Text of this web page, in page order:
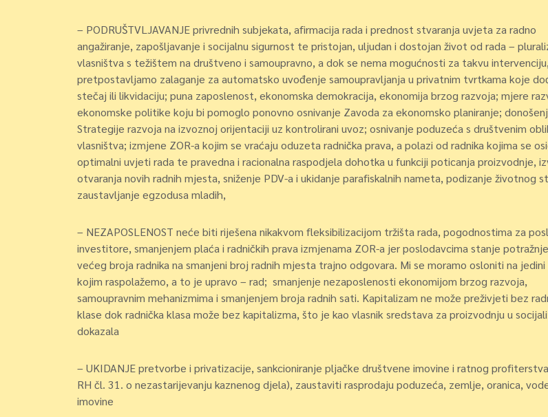
– PODRUŠTVLJAVANJE privrednih subjekata, afirmacija rada i prednost stvaranja uvjeta za radno
angažiranje, zapošljavanje i socijalnu sigurnost te pristojan, uljudan i dostojan život od rada –
vlasništva s težištem na društveno i samoupravno, a dok se nema mogućnosti za takvu intervenciju,
pretpostavljamo zalaganje za automatsko uvođenje samoupravljanja u privatnim tvrtkama koje
stečaj ili likvidaciju; puna zaposlenost, ekonomska demokracija, ekonomija brzog razvoja; mjere
ekonomske politike koju bi pomoglo ponovno osnivanje Zavoda za ekonomsko planiranje;
Strategije razvoja na izvoznoj orijentaciji uz kontrolirani uvoz; osnivanje poduzeća s društvenim
vlasništva; izmjene ZOR-a kojim se vraćaju oduzeta radnička prava, a polazi od radnika kojima se
optimalni uvjeti rada te pravedna i racionalna raspodjela dohotka u funkciji poticanja proizvodnje,
otvaranja novih radnih mjesta, sniženje PDV-a i ukidanje parafiskalnih nameta, podizanje životnog
zaustavljanje egzodusa mladih,
– NEZAPOSLENOST neće biti riješena nikakvom fleksibilizacijom tržišta rada, pogodnostima za
investitore, smanjenjem plaća i radničkih prava izmjenama ZOR-a jer poslodavcima stanje
većeg broja radnika na smanjeni broj radnih mjesta trajno odgovara. Mi se moramo osloniti na jedini
kojim raspolažemo, a to je upravo – rad; smanjenje nezaposlenosti ekonomijom brzog razvoja,
samoupravnim mehanizmima i smanjenjem broja radnih sati. Kapitalizam ne može preživjeti bez
klase dok radnička klasa može bez kapitalizma, što je kao vlasnik sredstava za proizvodnju u
dokazala
– UKIDANJE pretvorbe i privatizacije, sankcioniranje pljačke društvene imovine i ratnog
RH čl. 31. o nezastarijevanju kaznenog djela), zaustaviti rasprodaju poduzeća, zemlje, oranica,
imovine